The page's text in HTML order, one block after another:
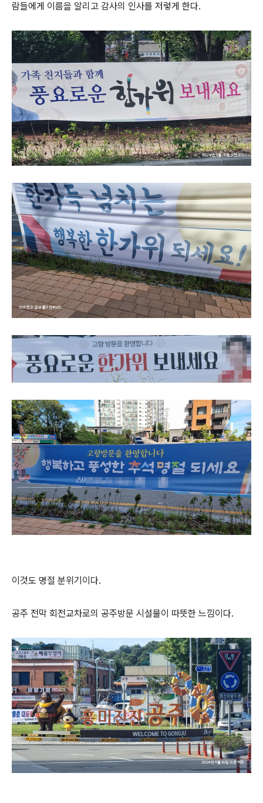
람들에게 이름을 알리고 감사의 인사를 저렇게 한다.
이것도 명절 분위기이다.
공주 전막 회전교차로의 공주방문 시설물이 따뜻한 느낌이다.